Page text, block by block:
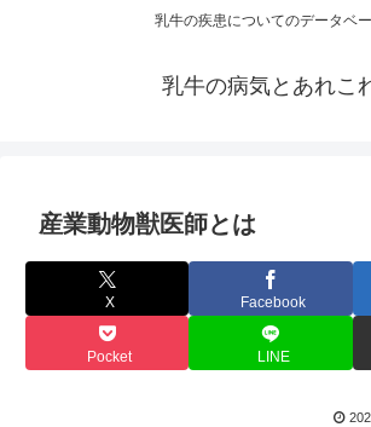
乳牛の疾患についてのデータベ
乳牛の病気とあれこ
産業動物獣医師とは
X Facebook
Pocket LINE